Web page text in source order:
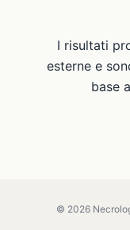
I risultati
esterne e
base
© 2026